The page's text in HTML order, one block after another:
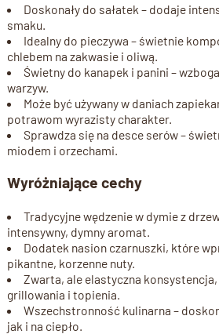
Doskonały do sałatek – dodaje
smaku.
Idealny do pieczywa – świetnie
chlebem na zakwasie i oliwą.
Świetny do kanapek i panini –
warzyw.
Może być używany w daniach
potrawom wyrazisty charakter.
Sprawdza się na desce serów –
miodem i orzechami.
Wyróżniające cechy
Tradycyjne wędzenie w dymie z
intensywny, dymny aromat.
Dodatek nasion czarnuszki, które
pikantne, korzenne nuty.
Zwarta, ale elastyczna
grillowania i topienia.
Wszechstronność kulinarna –
jak i na ciepło.